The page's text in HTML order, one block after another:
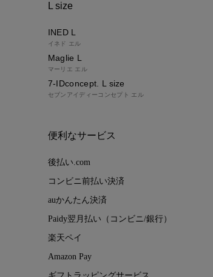
L size
INED L
イネド エル
Maglie L
マーリエ エル
7-IDconcept. L size
セブンアイディーコンセプト エル
便利なサービス
後払い.com
コンビニ前払い決済
auかんたん決済
Paidy翌月払い（コンビニ/銀行）
楽天ペイ
Amazon Pay